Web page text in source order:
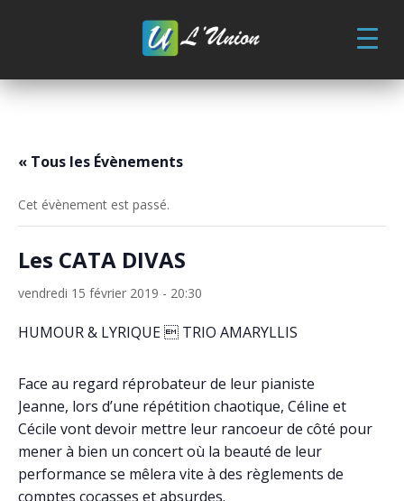
« Tous les Évènements
Cet évènement est passé.
Les CATA DIVAS
vendredi 15 février 2019 - 20:30
HUMOUR & LYRIQUE  TRIO AMARYLLIS
Face au regard réprobateur de leur pianiste
Jeanne, lors d’une répétition chaotique, Céline et
Cécile vont devoir mettre leur rancoeur de côté pour
mener à bien un concert où la beauté de leur
performance se mêlera vite à des règlements de
comptes cocasses et absurdes.